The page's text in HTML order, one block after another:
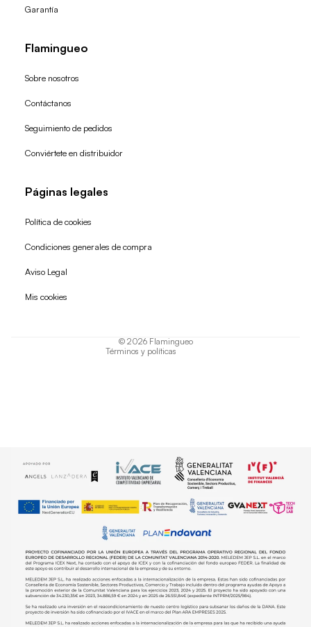
Garantía
Flamingueo
Sobre nosotros
Contáctanos
Seguimiento de pedidos
Conviértete en distribuidor
Páginas legales
Política de cookies
Condiciones generales de compra
Aviso Legal
Mis cookies
© 2026 Flamingueo
Términos y políticas